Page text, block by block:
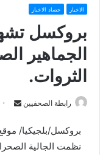
الاخبار حصاد الاخبار
بروكسل
الجماهير
الثروات.
رابطة الصحفيين
n
d
بروكسل/بلجيكيا/
نظمت الجالية